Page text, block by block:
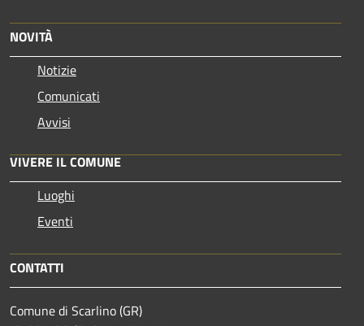
NOVITÀ
Notizie
Comunicati
Avvisi
VIVERE IL COMUNE
Luoghi
Eventi
CONTATTI
Comune di Scarlino (GR)